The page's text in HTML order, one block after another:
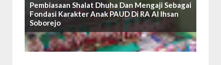
Pembiasaan Shalat Dhuha Dan Mengaji Sebagai
Fondasi Karakter Anak PAUD Di RA Al Ihsan
Soborejo